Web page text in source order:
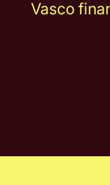
Vasco